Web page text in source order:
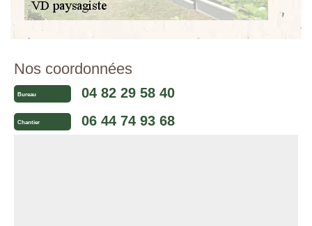
Nos coordonnées
Bureau 04 82 29 58 40
Chantier 06 44 74 93 68